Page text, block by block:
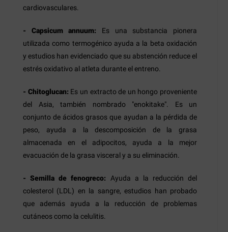
cardiovasculares.
- Capsicum annuum: Es una substancia pionera
utilizada como termogénico ayuda a la beta oxidación
y estudios han evidenciado que su abstención reduce el
estrés oxidativo al atleta durante el entreno.
- Chitoglucan: Es un extracto de un hongo proveniente
del Asia, también nombrado "enokitake". Es un
conjunto de ácidos grasos que ayudan a la pérdida de
peso, ayuda a la descomposición de la grasa
almacenada en el adipocitos, ayuda a la mejor
evacuación de la grasa visceral y a su eliminación.
- Semilla de fenogreco: Ayuda a la reducción del
colesterol (LDL) en la sangre, estudios han probado
que además ayuda a la reducción de problemas
cutáneos como la celulitis.